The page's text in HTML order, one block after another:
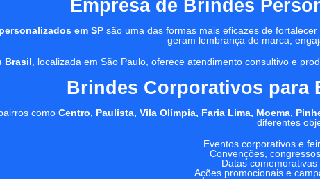
Empresa de Brindes
em SPsão uma das formas mais eficazes de
geram lembrança de marca,
Brasil , localizada em São Paulo, oferece atendimento consultivo e
Brindes Corporativos para
como Centro, Paulista, Vila Olímpia, Faria Lima, Moema,
diferentes
Eventos corporativos e
Convenções,
Datas
Ações promocionais e